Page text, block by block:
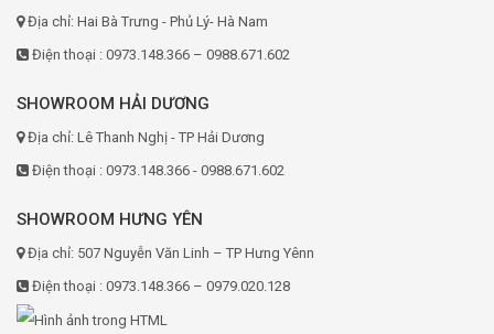
Địa chỉ: Hai Bà Trưng - Phủ Lý- Hà Nam
Điện thoại : 0973.148.366 – 0988.671.602
SHOWROOM HẢI DƯƠNG
Địa chỉ: Lê Thanh Nghị - TP Hải Dương
Điện thoại : 0973.148.366 - 0988.671.602
SHOWROOM HƯNG YÊN
Địa chỉ: 507 Nguyễn Văn Linh – TP Hưng Yênn
Điện thoại : 0973.148.366 – 0979.020.128